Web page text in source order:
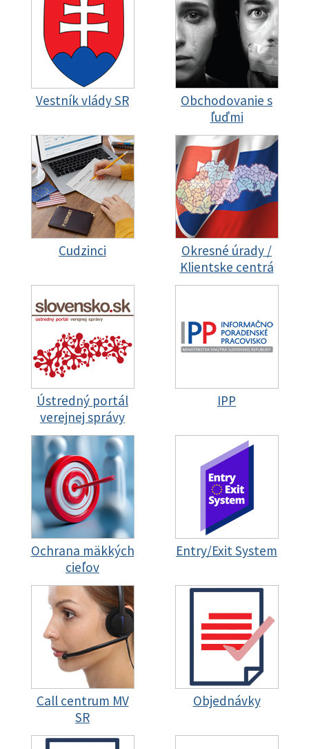
Vestník vlády SR
Obchodovanie s
ľuďmi
Cudzinci
Okresné úrady /
Klientske centrá
Ústredný portál
verejnej správy
IPP
Ochrana mäkkých
cieľov
Entry/Exit System
Call centrum MV
SR
Objednávky